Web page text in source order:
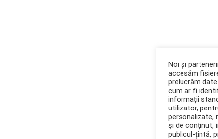
Noi și
accesăm
prelucrăm
cum ar fi
informații
utilizator,
personalizate,
și de conținut,
publicul-țintă,